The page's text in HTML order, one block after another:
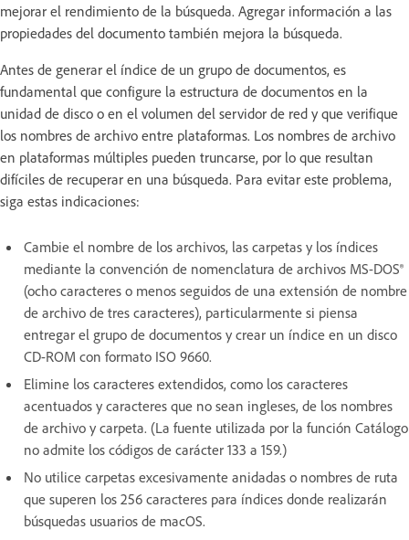
mejorar el rendimiento de la búsqueda. Agregar información a las
propiedades del documento también mejora la búsqueda.
Antes de generar el índice de un grupo de documentos, es
fundamental que configure la estructura de documentos en la
unidad de disco o en el volumen del servidor de red y que verifique
los nombres de archivo entre plataformas. Los nombres de archivo
en plataformas múltiples pueden truncarse, por lo que resultan
difíciles de recuperar en una búsqueda. Para evitar este problema,
siga estas indicaciones:
Cambie el nombre de los archivos, las carpetas y los índices
mediante la convención de nomenclatura de archivos MS-DOS®
(ocho caracteres o menos seguidos de una extensión de nombre
de archivo de tres caracteres), particularmente si piensa
entregar el grupo de documentos y crear un índice en un disco
CD-ROM con formato ISO 9660.
Elimine los caracteres extendidos, como los caracteres
acentuados y caracteres que no sean ingleses, de los nombres
de archivo y carpeta. (La fuente utilizada por la función Catálogo
no admite los códigos de carácter 133 a 159.)
No utilice carpetas excesivamente anidadas o nombres de ruta
que superen los 256 caracteres para índices donde realizarán
búsquedas usuarios de macOS.